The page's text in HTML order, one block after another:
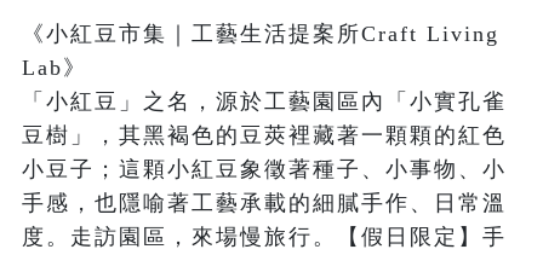
《小紅豆市集｜工藝生活提案所Craft Living
Lab》
「小紅豆」之名，源於工藝園區內「小實孔雀
豆樹」，其黑褐色的豆莢裡藏著一顆顆的紅色
小豆子；這顆小紅豆象徵著種子、小事物、小
手感，也隱喻著工藝承載的細膩手作、日常溫
度。走訪園區，來場慢旅行。【假日限定】手